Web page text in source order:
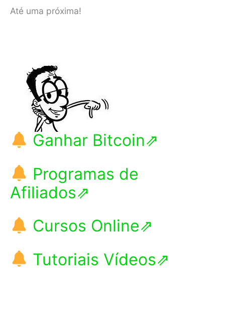
Até uma próxima!
Ganhar Bitcoin⇗
Programas de
Afiliados⇗
Cursos Online⇗
Tutoriais Vídeos⇗